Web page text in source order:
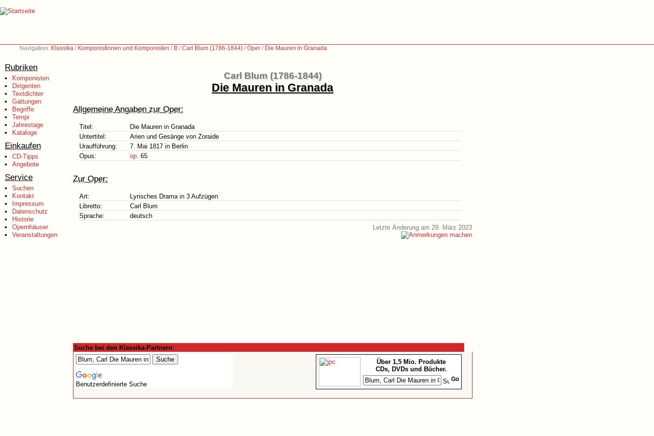
Navigation: Klassika / Komponistinnen und Komponisten / B /Carl Blum (1786-1844) /Oper / Die Mauren in Granada
Rubriken
Komponisten
Dirigenten
Textdichter
Gattungen
Begriffe
Tempi
Jahrestage
Kataloge
Einkaufen
CD-Tipps
Angebote
Service
Suchen
Kontakt
Impressum
Datenschutz
Historie
Opernhäuser
Veranstaltungen
Carl Blum (1786-1844)
Die Mauren in Granada
Allgemeine Angaben zur Oper:
Titel:
Die Mauren in Granada
Untertitel:
Arien und Gesänge von Zoraide
Uraufführung:
7. Mai 1817 in Berlin
Opus:
op. 65
Zur Oper:
Art:
Lyrisches Drama in 3 Aufzügen
Libretto:
Carl Blum
Sprache:
deutsch
Letzte Änderung am 29. März 2023
Suche bei den Klassika-Partnern:
Benutzerdefinierte Suche
Über 1,5 Mio. Produkte
CDs, DVDs und Bücher.
Go